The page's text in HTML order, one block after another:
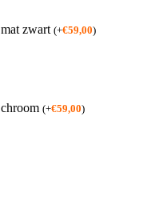
zwart (+€59,00)
(+€59,00)